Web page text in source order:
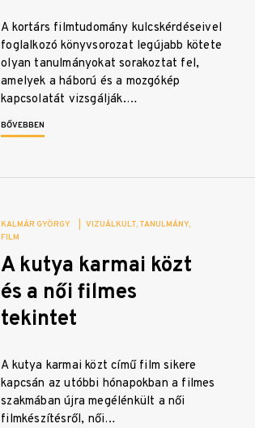
A kortárs filmtudomány kulcskérdéseivel
foglalkozó könyvsorozat legújabb kötete
olyan tanulmányokat sorakoztat fel,
amelyek a háború és a mozgókép
kapcsolatát vizsgálják.…
BŐVEBBEN
KALMÁR GYÖRGY VIZUÁLKULT TANULMÁNY
FILM
A kutya karmai közt
és a női filmes
tekintet
A kutya karmai közt című film sikere
kapcsán az utóbbi hónapokban a filmes
szakmában újra megélénkült a női
filmkészítésről, női…